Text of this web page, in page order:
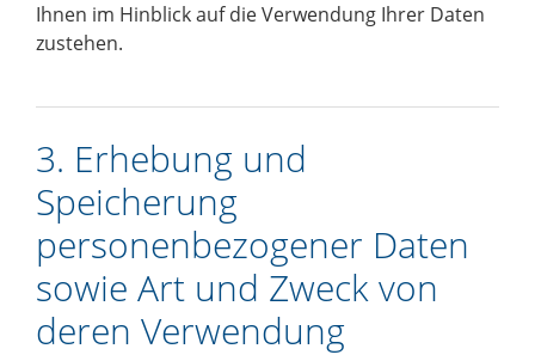
Ihnen im Hinblick auf die Verwendung Ihrer Daten
zustehen.
3. Erhebung und
Speicherung
personenbezogener Daten
sowie Art und Zweck von
deren Verwendung